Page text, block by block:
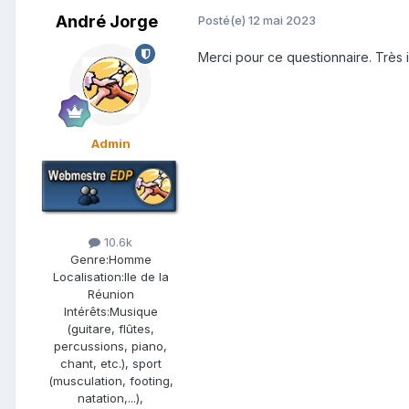
André Jorge
Admin
10.6k
Genre:Homme
Localisation:Ile de la
Réunion
Intérêts:Musique
(guitare, flûtes,
percussions, piano,
chant, etc.), sport
(musculation, footing,
natation,...),
Posté(e) 12 mai 2023
Merci pour ce questionnaire. Très